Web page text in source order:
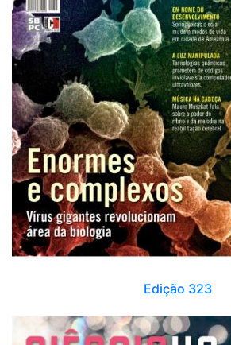
Edição 323